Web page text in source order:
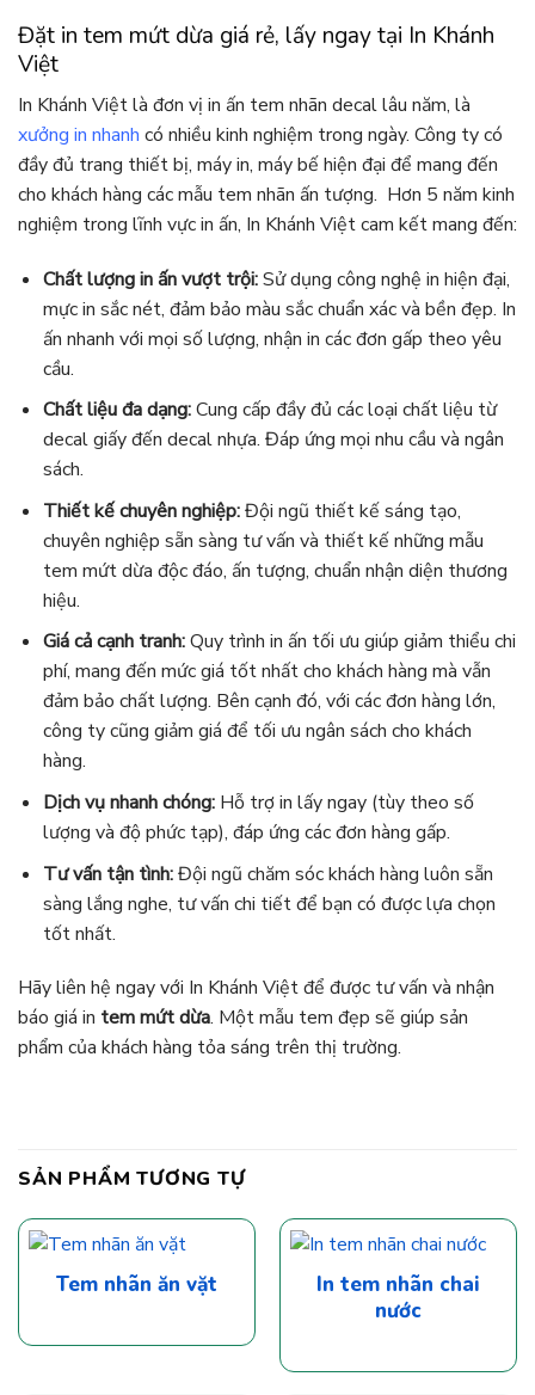
Đặt in tem mứt dừa giá rẻ, lấy ngay tại In Khánh
Việt
In Khánh Việt là đơn vị in ấn tem nhãn decal lâu năm, là
xưởng in nhanh có nhiều kinh nghiệm trong ngày. Công ty có
đầy đủ trang thiết bị, máy in, máy bế hiện đại để mang đến
cho khách hàng các mẫu tem nhãn ấn tượng. Hơn 5 năm kinh
nghiệm trong lĩnh vực in ấn, In Khánh Việt cam kết mang đến:
Chất lượng in ấn vượt trội:Sử dụng công nghệ in hiện đại,
mực in sắc nét, đảm bảo màu sắc chuẩn xác và bền đẹp. In
ấn nhanh với mọi số lượng, nhận in các đơn gấp theo yêu
cầu.
Chất liệu đa dạng:Cung cấp đầy đủ các loại chất liệu từ
decal giấy đến decal nhựa. Đáp ứng mọi nhu cầu và ngân
sách.
Thiết kế chuyên nghiệp:Đội ngũ thiết kế sáng tạo,
chuyên nghiệp sẵn sàng tư vấn và thiết kế những mẫu
tem mứt dừa độc đáo, ấn tượng, chuẩn nhận diện thương
hiệu.
Giá cả cạnh tranh:Quy trình in ấn tối ưu giúp giảm thiểu chi
phí, mang đến mức giá tốt nhất cho khách hàng mà vẫn
đảm bảo chất lượng. Bên cạnh đó, với các đơn hàng lớn,
công ty cũng giảm giá để tối ưu ngân sách cho khách
hàng.
Dịch vụ nhanh chóng: Hỗ trợ in lấy ngay (tùy theo số
lượng và độ phức tạp), đáp ứng các đơn hàng gấp.
Tư vấn tận tình:Đội ngũ chăm sóc khách hàng luôn sẵn
sàng lắng nghe, tư vấn chi tiết để bạn có được lựa chọn
tốt nhất.
Hãy liên hệ ngay với In Khánh Việt để được tư vấn và nhận
báo giá in tem mứt dừa. Một mẫu tem đẹp sẽ giúp sản
phẩm của khách hàng tỏa sáng trên thị trường.
SẢN PHẨM TƯƠNG TỰ
Tem nhãn ăn vặt
In tem nhãn chai
nước